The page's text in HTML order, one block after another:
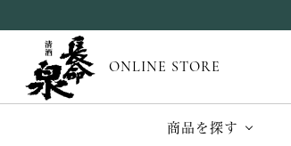
ONLINE STORE
商品を探す